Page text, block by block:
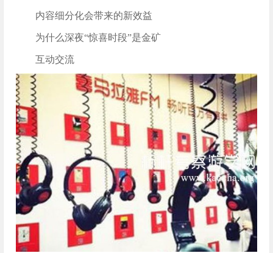
内容细分化会带来的新效益
为什么深夜“惊喜时段”是金矿
互动交流